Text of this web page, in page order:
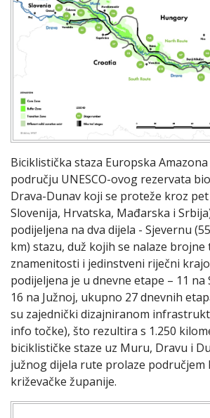
Biciklistička staza Europska
području UNESCO-ovog rezervata
Drava-Dunav koji se proteže kroz
Slovenija, Hrvatska, Mađarska i
podijeljena na dva dijela - Sjevernu
km) stazu, duž kojih se nalaze
znamenitosti i jedinstveni riječni
podijeljena je u dnevne etape – 11 na
16 na Južnoj, ukupno 27 dnevnih
su zajednički dizajniranom
info točke), što rezultira s 1.250
biciklističke staze uz Muru, Dravu i
južnog dijela rute prolaze područjem
križevačke županije.